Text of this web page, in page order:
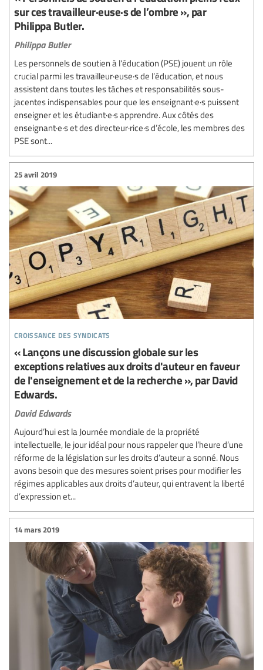
sur ces travailleur·euse·s de l’ombre », par
Philippa Butler.
Philippa Butler
Les personnels de soutien à l'éducation (PSE) jouent un rôle
crucial parmi les travailleur·euse·s de l’éducation, et nous
assistent dans toutes les tâches et responsabilités sous-
jacentes indispensables pour que les enseignant·e·s puissent
enseigner et les étudiant·e·s apprendre. Aux côtés des
enseignant·e·s et des directeur·rice·s d’école, les membres des
PSE sont...
croissance des syndicats
25 avril 2019
« Lançons une discussion globale sur les
exceptions relatives aux droits d'auteur en faveur
de l'enseignement et de la recherche », par David
Edwards.
David Edwards
Aujourd’hui est la Journée mondiale de la propriété
intellectuelle, le jour idéal pour nous rappeler que l’heure d’une
réforme de la législation sur les droits d’auteur a sonné. Nous
avons besoin que des mesures soient prises pour modifier les
régimes applicables aux droits d’auteur, qui entravent la liberté
d’expression et...
14 mars 2019